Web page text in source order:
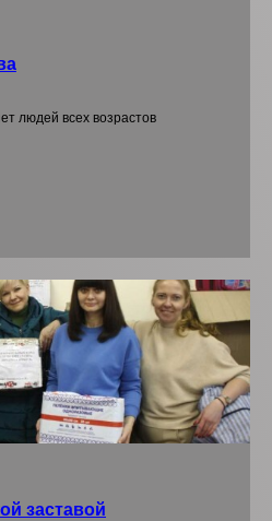
людей всех возрастов
заставой